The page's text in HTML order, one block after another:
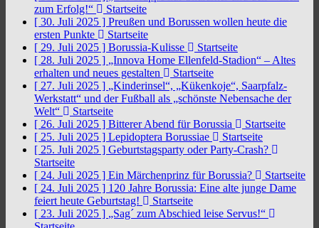
zum Erfolg!“
Startseite
[ 30. Juli 2025 ] Preußen und Borussen wollen heute die
ersten Punkte
Startseite
[ 29. Juli 2025 ] Borussia-Kulisse
Startseite
[ 28. Juli 2025 ] „Innova Home Ellenfeld-Stadion“ – Altes
erhalten und neues gestalten
Startseite
[ 27. Juli 2025 ] „Kinderinsel“, „Kükenkoje“, Saarpfalz-
Werkstatt“ und der Fußball als „schönste Nebensache der
Welt“
Startseite
[ 26. Juli 2025 ] Bitterer Abend für Borussia
Startseite
[ 25. Juli 2025 ] Lepidoptera Borussiae
Startseite
[ 25. Juli 2025 ] Geburtstagsparty oder Party-Crash?
Startseite
[ 24. Juli 2025 ] Ein Märchenprinz für Borussia?
Startseite
[ 24. Juli 2025 ] 120 Jahre Borussia: Eine alte junge Dame
feiert heute Geburtstag!
Startseite
[ 23. Juli 2025 ] „Sag´ zum Abschied leise Servus!“